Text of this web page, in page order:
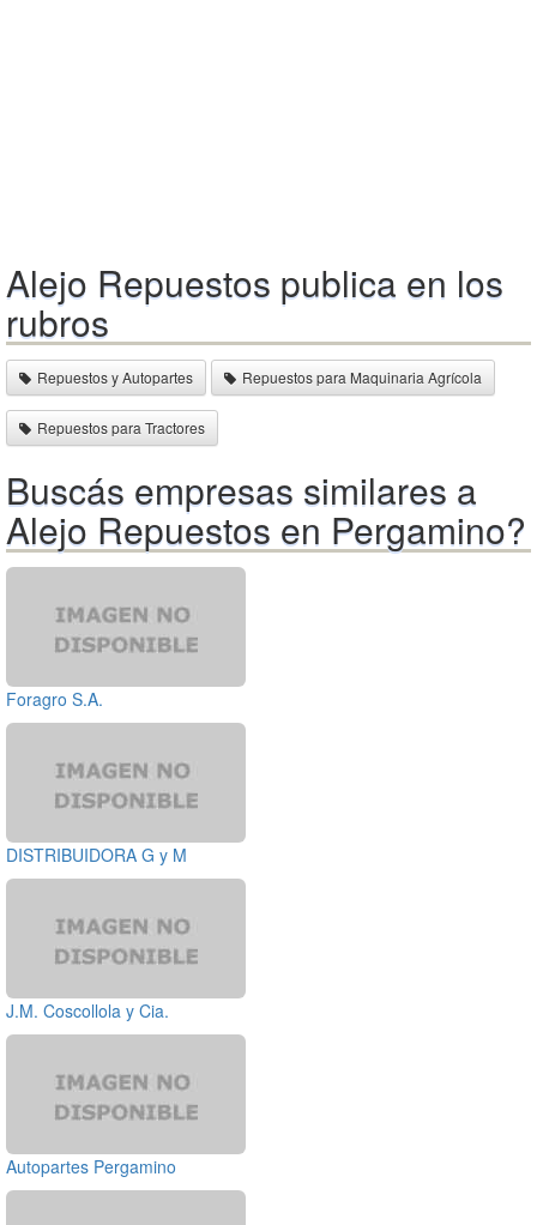
Alejo Repuestos publica en los
rubros
Repuestos y Autopartes Repuestos para Maquinaria Agrícola
Repuestos para Tractores
Buscás empresas similares a
Alejo Repuestos en Pergamino?
Foragro S.A.
DISTRIBUIDORA G y M
J.M. Coscollola y Cia.
Autopartes Pergamino